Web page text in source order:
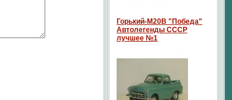
Горький-М20В "Победа"
Автолегенды СССР
лучшее №1